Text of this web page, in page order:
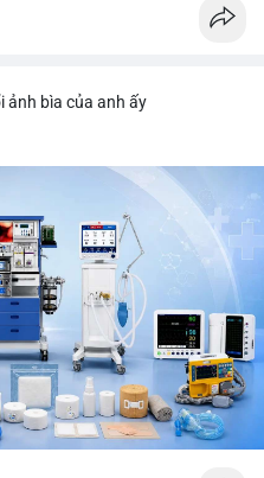
League, NCAA Football,
nhiều post về lệnh long, lợi
$ALLO, Top trader 30
THÔNG: Telegram
không cần rõ ràng, Mỹ cần
xuống $4 tỷ trong tháng 7,
Market ra mắt thị trường
crypto làเรื่อง lớn, người dùng
la; Thượng viện Mỹ đẩy lại bỏ
Binance: hỗ trợ trả os cổ tức
Tournament lên tới 2
Competition; mở rộng
2026; hoàn thành tích hợp
tức gần đây: sau tang lễ
bìa của anh ấy